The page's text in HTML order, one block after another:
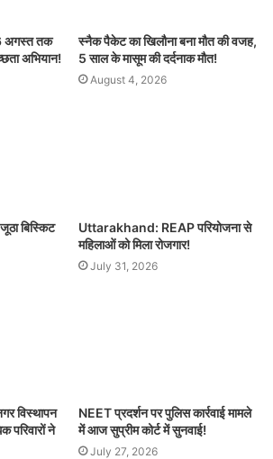
अगस्त तक
अभियान!
स्नैक पैकेट का खिलौना बना मौत की वजह,
5 साल के मासूम की दर्दनाक मौत!
August 4, 2026
बिस्किट
Uttarakhand: REAP परियोजना से
महिलाओं को मिला रोजगार!
July 31, 2026
विस्थापन
परिवारों ने
NEET प्रदर्शन पर पुलिस कार्रवाई मामले
में आज सुप्रीम कोर्ट में सुनवाई!
July 27, 2026